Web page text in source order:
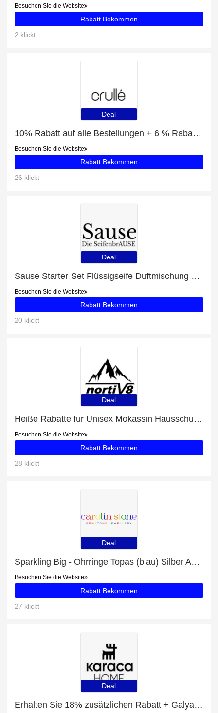
Besuchen Sie die Website
Rabatt Bekommen
2 klickt
Deal
10% Rabatt auf alle Bestellungen + 6 % Rabatt auf Titanbrillen
Besuchen Sie die Website
Rabatt Bekommen
26 klickt
Deal
Sause Starter-Set Flüssigseife Duftmischung 2400ml mit 1x Spender mit 59% Rabatt
Besuchen Sie die Website
Rabatt Bekommen
20 klickt
Deal
Heiße Rabatte für Unisex Mokassin Hausschuhe für draußen Damen und Herren
Besuchen Sie die Website
Rabatt Bekommen
28 klickt
Deal
Sparkling Big - Ohrringe Topas (blau) Silber Angebot - bis zu 8% Rabatt
Besuchen Sie die Website
Rabatt Bekommen
27 klickt
Deal
Erhalten Sie 18% zusätzlichen Rabatt + Galya Teekannen-Set Black mit 18% Rabatt